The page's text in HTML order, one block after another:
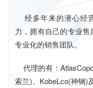
经多年来的潜心经
力，拥有自己的专业售
专业化的销售团队。
代理的有：
索兰)、KobeLco(神钢)